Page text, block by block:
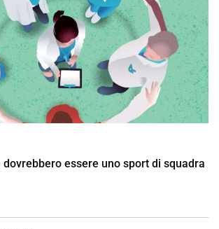
essere uno sport di squadra